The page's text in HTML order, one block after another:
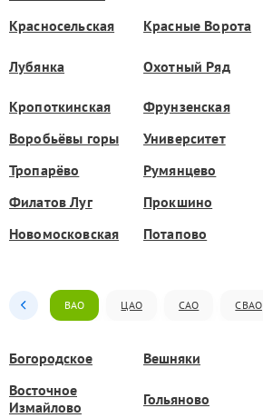
Красносельская
Красные Ворота
Лубянка Охотный Ряд
Кропоткинская
Фрунзенская
Воробьёвы горы
Университет
Тропарёво
Румянцево
Филатов Луг
Прокшино
Новомосковская
Потапово
ВАО ЦАО САО СВАО
Богородское Вешняки
Восточное
Измайлово
Гольяново